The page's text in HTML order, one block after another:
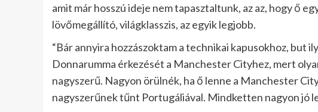
amit már hosszú ideje nem tapasztaltunk, az az, hogy ő
lövőmegállító, világklasszis, az egyik legjobb.
“Bár annyira hozzászoktam a technikai kapusokhoz, but
Donnarumma érkezését a Manchester Cityhez, mert
nagyszerű. Nagyon örülnék, ha ő lenne a Manchester
nagyszerűnek tűnt Portugáliával. Mindketten nagyon jó